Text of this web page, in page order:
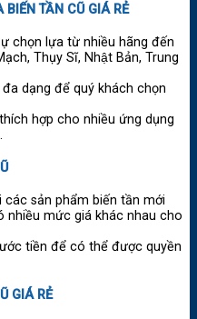
TẦN CŨ GIÁ RẺ
chọn lựa từ nhiều hãng đến
Thụy Sĩ, Nhật Bản, Trung
dạng để quý khách chọn
hợp cho nhiều ứng dụng
sản phẩm biến tần mới
nhiều mức giá khác nhau cho
tiền để có thể được quyền
GIÁ RẺ